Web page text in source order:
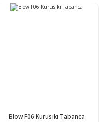
Blow F06 Kurusıkı Tabanca